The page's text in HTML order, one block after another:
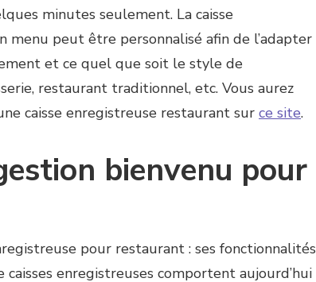
minutes seulement. La caisse
peut être personnalisé afin de l’adapter
et ce quel que soit le style de
restaurant traditionnel, etc. Vous aurez
caisse enregistreuse restaurant sur ce site.
bienvenu pour
pour restaurant : ses fonctionnalités
enregistreuses comportent aujourd’hui